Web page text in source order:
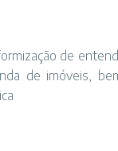
de
de imóveis,